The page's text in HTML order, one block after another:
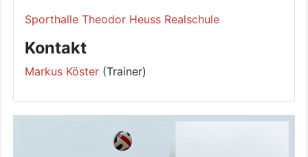
Sporthalle Theodor Heuss Realschule
Kontakt
Markus Köster (Trainer)